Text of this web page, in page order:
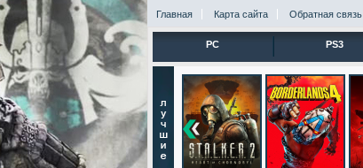
Главная Карта сайта Обратная связь
PC PS3